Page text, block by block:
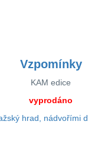
Vzpomínky
KAM edice
vyprodáno